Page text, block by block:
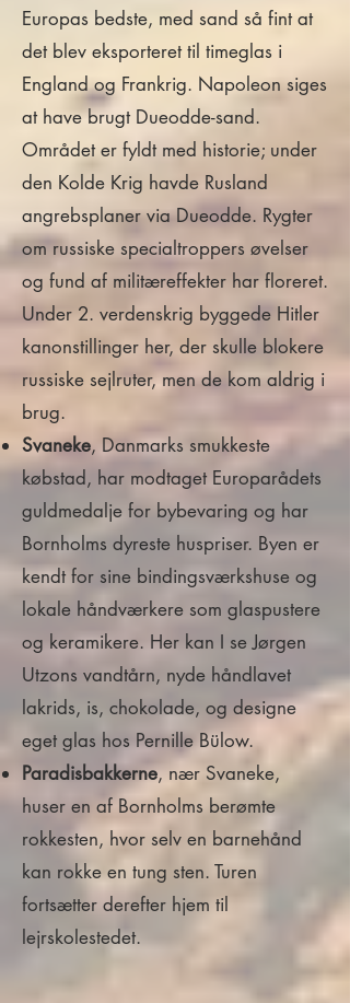
Europas bedste, med sand så fint at
det blev eksporteret til timeglas i
England og Frankrig. Napoleon siges
at have brugt Dueodde-sand.
Området er fyldt med historie; under
den Kolde Krig havde Rusland
angrebsplaner via Dueodde. Rygter
om russiske specialtroppers øvelser
og fund af militæreffekter har floreret.
Under 2. verdenskrig byggede Hitler
kanonstillinger her, der skulle blokere
russiske sejlruter, men de kom aldrig i
brug.
Svaneke, Danmarks smukkeste
købstad, har modtaget Europarådets
guldmedalje for bybevaring og har
Bornholms dyreste huspriser. Byen er
kendt for sine bindingsværkshuse og
lokale håndværkere som glaspustere
og keramikere. Her kan I se Jørgen
Utzons vandtårn, nyde håndlavet
lakrids, is, chokolade, og designe
eget glas hos Pernille Bülow.
Paradisbakkerne, nær Svaneke,
huser en af Bornholms berømte
rokkesten, hvor selv en barnehånd
kan rokke en tung sten. Turen
fortsætter derefter hjem til
lejrskolestedet.